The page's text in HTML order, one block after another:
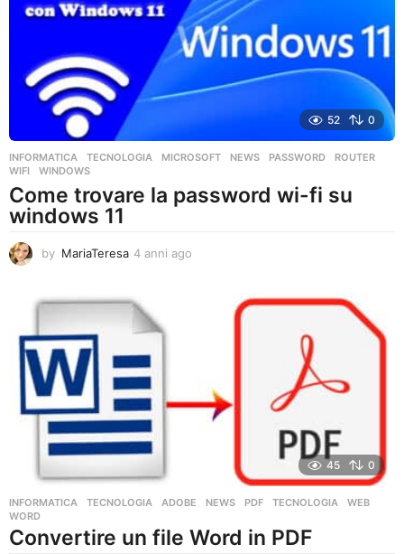
g
o
52 0
INFORMATICA ,TECNOLOGIA MICROSOFT ,NEWS ,PASSWORD ,ROUTER
WIFI
,WINDOWS
Come trovare la password wi-fi su
windows 11
by MariaTeresa 4 anni ago
45 0
INFORMATICA ,TECNOLOGIA ADOBE ,NEWS ,PDF ,TECNOLOGIA ,WEB
WORD
Convertire un file Word in PDF